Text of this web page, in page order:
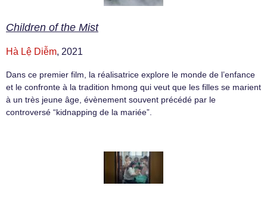
Children of the Mist
Hà Lệ Diễm, 2021
Dans ce premier film, la réalisatrice explore le monde de l’enfance
et le confronte à la tradition hmong qui veut que les filles se marient
à un très jeune âge, évènement souvent précédé par le
controversé “kidnapping de la mariée”.